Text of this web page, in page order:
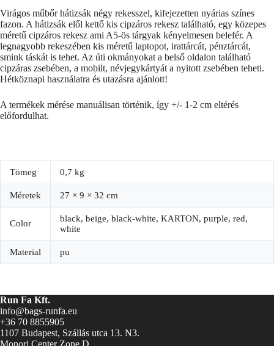
Virágos műbőr hátizsák négy rekesszel, kifejezetten nyárias színes
fazon. A hátizsák elől kettő kis cipzáros rekesz található, egy közepes
méretű cipzáros rekesz ami A5-ös tárgyak kényelmesen belefér. A
legnagyobb rekeszében kis méretű laptopot, irattárcát, pénztárcát,
smink táskát is tehet. Az úti okmányokat a belső oldalon található
cipzáras zsebében, a mobilt, névjegykártyát a nyitott zsebében teheti.
Hétköznapi használatra és utazásra ajánlott!
A termékek mérése manuálisan történik, így +/- 1-2 cm eltérés
előfordulhat.
Tömeg 0,7 kg
Méretek 27 × 9 × 32 cm
Color
black, beige, black-white, KARTON, purple, red,
white
Material pu
Run Fa Kft.
info@bags-runfa.eu
+36 70 8855905
1107 Budapest, Szállás utca 13. N3.